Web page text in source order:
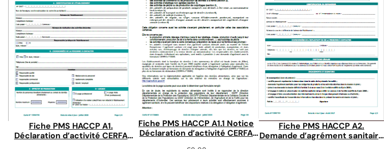
Fiche PMS HACCP A1.
Déclaration d’activité CERFA
Fiche PMS HACCP A1.1 Notice
Déclaration d’activité CERFA
Fiche PMS HACCP A2.
Demande d’agrément sanitaire